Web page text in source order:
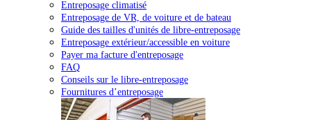
Entreposage climatisé
Entreposage de VR, de voiture et de bateau
Guide des tailles d'unités de libre-entreposage
Entreposage extérieur/accessible en voiture
Payer ma facture d'entreposage
FAQ
Conseils sur le libre-entreposage
Fournitures d’entreposage